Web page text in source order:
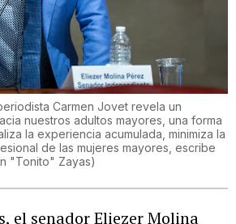
Carmen Jovet revela un
nuestros adultos mayores, una forma
la experiencia acumulada, minimiza la
de las mujeres mayores, escribe
"Tonito" Zayas)
el senador Eliezer Molina